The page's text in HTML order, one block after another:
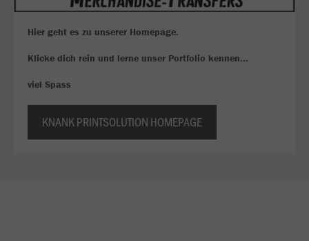
Hier geht es zu unserer Homepage.
Klicke dich rein und lerne unser Portfolio kennen...
viel Spass
KNANK PRINTSOLUTION HOMEPAGE